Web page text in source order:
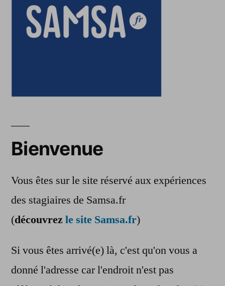
Bienvenue
Vous êtes sur le site réservé aux expériences
des stagiaires de Samsa.fr
(découvrezle site Samsa.fr)
Si vous êtes arrivé(e) là, c'est qu'on vous a
donné l'adresse car l'endroit n'est pas